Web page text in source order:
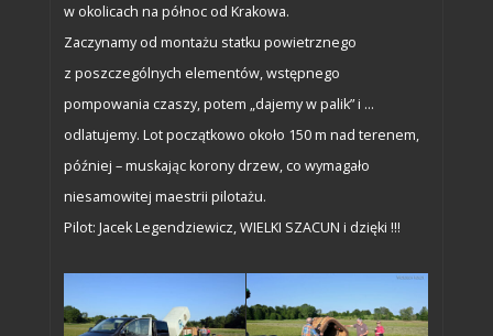
w okolicach na północ od Krakowa.
Zaczynamy od montażu statku powietrznego
z poszczególnych elementów, wstępnego
pompowania czaszy, potem „dajemy w palik” i …
odlatujemy. Lot początkowo około 150 m nad terenem,
później – muskając korony drzew, co wymagało
niesamowitej maestrii pilotażu.
Pilot: Jacek Legendziewicz, WIELKI SZACUN i dzięki !!!